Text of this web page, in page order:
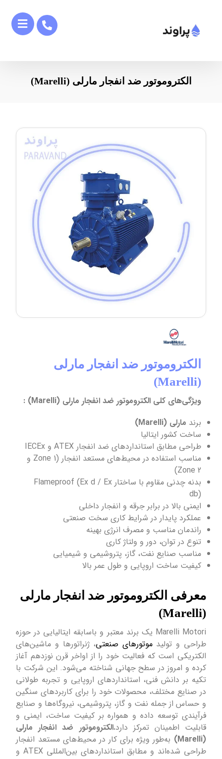
الکتروموتور ضد انفجار مارلی (Marelli)
الکتروموتور ضد انفجار مارلی
(Marelli)
ویژگی‌های کلی الکتروموتور ضد انفجار مارلی (Marelli) :
برند مارلی (Marelli)
ساخت کشور ایتالیا
طراحی مطابق استانداردهای ضد انفجار ATEX و IECEx
مناسب استفاده در محیط‌های مستعد انفجار (Zone 1 و
Zone 2)
بدنه چدنی مقاوم با ساختار Flameproof (Ex d / Ex
db)
ایمنی بالا در برابر جرقه و انفجار داخلی
عملکرد پایدار در شرایط کاری سخت صنعتی
راندمان مناسب و مصرف انرژی بهینه
تنوع در توان، دور و ولتاژ کاری
مناسب صنایع نفت، گاز، پتروشیمی و شیمیایی
کیفیت ساخت اروپایی و طول عمر بالا
معرفی الکتروموتور ضد انفجار مارلی
(Marelli)
Marelli Motori یک برند معتبر و باسابقه ایتالیایی در حوزه
طراحی و تولیدموتورهای صنعتی، ژنراتورها و ماشین‌های
الکتریکی است که فعالیت خود را از اواخر قرن نوزدهم آغاز
کرده و امروز در سطح جهانی شناخته می‌شود. این شرکت با
تکیه بر دانش فنی، استانداردهای اروپایی و تجربه طولانی
در صنایع مختلف، محصولات خود را برای کاربردهای سنگین
و حساس از جمله نفت و گاز، پتروشیمی، نیروگاه‌ها و صنایع
فرآیندی توسعه داده و همواره بر کیفیت ساخت، ایمنی و
قابلیت اطمینان تمرکز دارد.الکتروموتور ضد انفجار مارلی
(Marelli)
به‌طور ویژه برای کار در محیط‌های مستعد انفجار
طراحی شده‌اند و مطابق استانداردهای بین‌المللی ATEX و